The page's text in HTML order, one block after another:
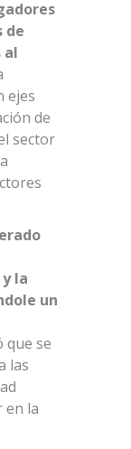
de
al
ejes
de
sector
la
un
que se
las
en la